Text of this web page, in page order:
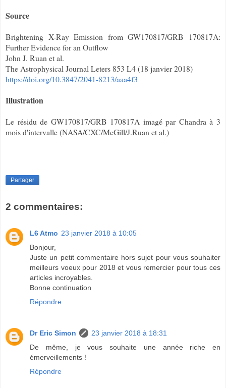
Source
Brightening X-Ray Emission from GW170817/GRB 170817A:
Further Evidence for an Outflow
John J. Ruan et al.
The Astrophysical Journal Leters 853 L4 (18 janvier 2018)
https://doi.org/10.3847/2041-8213/aaa4f3
Illustration
Le résidu de GW170817/GRB 170817A imagé par Chandra à 3
mois d'intervalle (NASA/CXC/McGill/J.Ruan et al.)
Partager
2 commentaires:
L6 Atmo 23 janvier 2018 à 10:05
Bonjour,
Juste un petit commentaire hors sujet pour vous souhaiter
meilleurs voeux pour 2018 et vous remercier pour tous ces
articles incroyables.
Bonne continuation
Répondre
Dr Eric Simon
23 janvier 2018 à 18:31
De même, je vous souhaite une année riche en
émerveillements !
Répondre